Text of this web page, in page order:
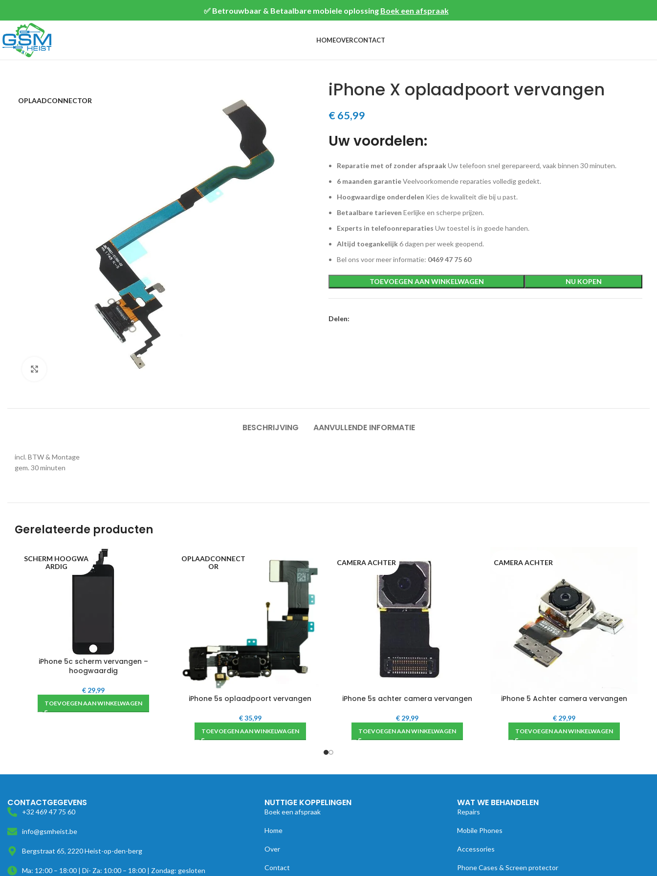
✅ Betrouwbaar & Betaalbare mobiele oplossing Boek een afspraak
HOMEOVERCONTACT
OPLAADCONNECTOR iPhone X oplaadpoort vervangen
€ 65,99
Uw voordelen:
Reparatie met of zonder afspraakUw telefoon snel gerepareerd, vaak binnen 30 minuten.
6 maanden garantieVeelvoorkomende reparaties volledig gedekt.
Hoogwaardige onderdelen Kies de kwaliteit die bij u past.
Betaalbare tarieven Eerlijke en scherpe prijzen.
Experts in telefoonreparaties Uw toestel is in goede handen.
Altijd toegankelijk6 dagen per week geopend.
Bel ons voor meer informatie: 0469 47 75 60
TOEVOEGEN AAN WINKELWAGEN NU KOPEN
Delen:
BESCHRIJVING AANVULLENDE INFORMATIE
incl. BTW & Montage
gem. 30 minuten
Gerelateerde producten
SCHERM HOOGWA
ARDIG
iPhone 5c scherm vervangen –
hoogwaardig
€29,99
TOEVOEGEN AAN WINKELWAGEN
OPLAADCONNECT
OR
iPhone 5s oplaadpoort vervangen
€35,99
TOEVOEGEN AAN WINKELWAGEN
CAMERA ACHTER
iPhone 5s achter camera vervangen
€29,99
TOEVOEGEN AAN WINKELWAGEN
CAMERA ACHTER
iPhone 5 Achter camera vervangen
€29,99
TOEVOEGEN AAN WINKELWAGEN
CONTACTGEGEVENS
+32 469 47 75 60
info@gsmheist.be
Bergstraat 65, 2220 Heist-op-den-berg
Ma: 12:00 – 18:00 | Di- Za: 10:00 – 18:00 | Zondag: gesloten
NUTTIGE KOPPELINGEN
Boek een afspraak
Home
Over
Contact
WAT WE BEHANDELEN
Repairs
Mobile Phones
Accessories
Phone Cases & Screen protector